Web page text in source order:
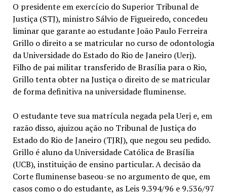
O presidente em exercício do Superior Tribunal de
Justiça (STJ), ministro Sálvio de Figueiredo, concedeu
liminar que garante ao estudante João Paulo Ferreira
Grillo o direito a se matricular no curso de odontologia
da Universidade do Estado do Rio de Janeiro (Uerj).
Filho de pai militar transferido de Brasília para o Rio,
Grillo tenta obter na Justiça o direito de se matricular
de forma definitiva na universidade fluminense.
O estudante teve sua matrícula negada pela Uerj e, em
razão disso, ajuizou ação no Tribunal de Justiça do
Estado do Rio de Janeiro (TJRJ), que negou seu pedido.
Grillo é aluno da Universidade Católica de Brasília
(UCB), instituição de ensino particular. A decisão da
Corte fluminense baseou-se no argumento de que, em
casos como o do estudante, as Leis 9.394/96 e 9.536/97